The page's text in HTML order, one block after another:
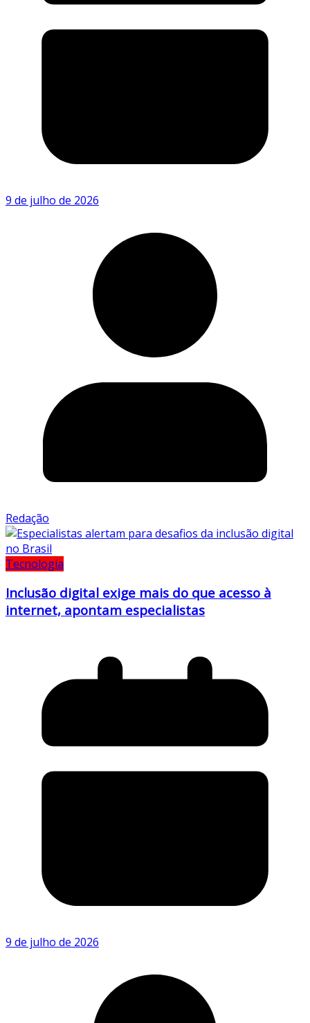
9 de julho de 2026
Redação
Tecnologia
Inclusão digital exige mais do que acesso à
internet, apontam especialistas
9 de julho de 2026